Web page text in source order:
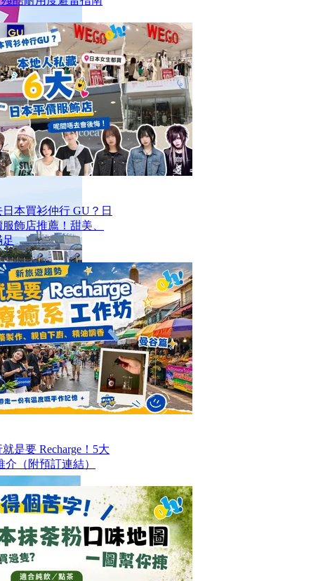
本買衫仲行 GU？日
飾店推薦！甜美、
足
是要 Recharge！5大
（附預訂連結）